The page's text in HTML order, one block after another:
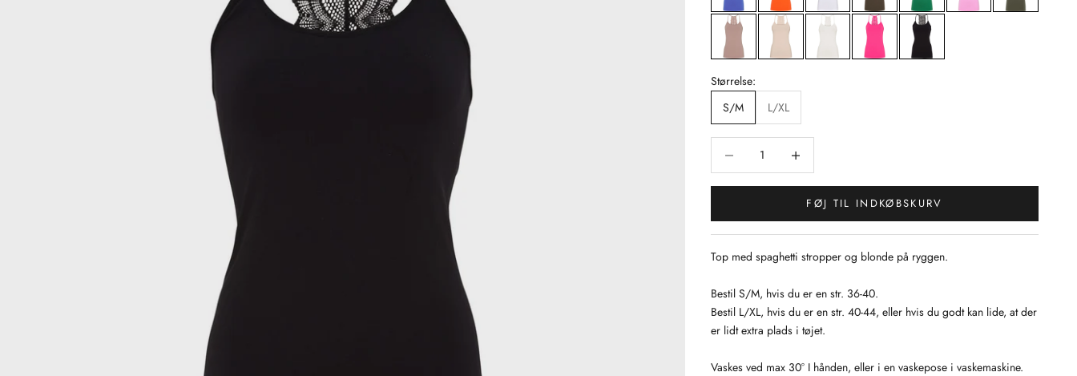
Størrelse:
S/M
L/XL
FØJ TIL INDKØBSKURV
Top med spaghetti stropper og blonde på ryggen.
Bestil S/M, hvis du er en str. 36-40.
Bestil L/XL, hvis du er en str. 40-44, eller hvis du godt kan lide, at der
er lidt extra plads i tøjet.
Vaskes ved max 30° I hånden, eller i en vaskepose i vaskemaskine.